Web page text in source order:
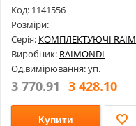
180Bs0004C0500
Код: 1141556
Розміри:
Серія: КОМПЛЕКТУЮЧІ RAIMONDI
Виробник: RAIMONDI
Од.вимірювання: уп.
3 770.91 3 428.10
Купити